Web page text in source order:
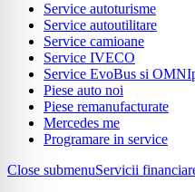
Service autoturisme
Service autoutilitare
Service camioane
Service IVECO
Service EvoBus si
Piese auto noi
Piese remanufacturate
Mercedes me
Programare in service
Close submenuServicii